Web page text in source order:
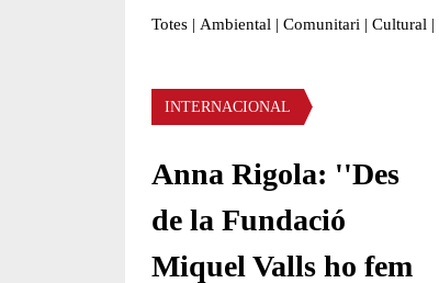
Totes | Ambiental | Comunitari | Cultural |
Àmbit de la notícia
INTERNACIONAL
Anna Rigola: ''Des
de la Fundació
Miquel Valls ho fem